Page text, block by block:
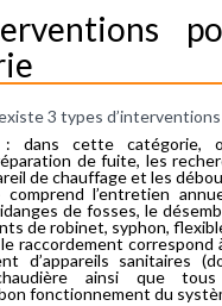
3 types
: dans cette catégorie,
de fuite, les
de chauffage et les
comprend l’entretien
de fosses, le
de robinet, syphon,
le raccordement
d’appareils sanitaires
ainsi que
fonctionnement du